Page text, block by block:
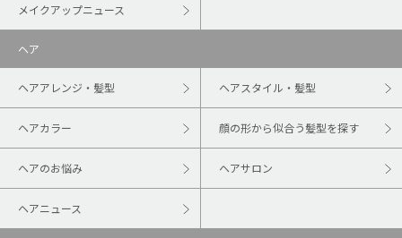
メイクアップニュース
ヘア
ヘアアレンジ・髪型 ヘアスタイル・髪型
ヘアカラー 顔の形から似合う髪型を探す
ヘアのお悩み ヘアサロン
ヘアニュース